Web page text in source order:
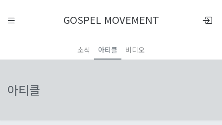
GOSPEL MOVEMENT
소식 아티클 비디오
아티클